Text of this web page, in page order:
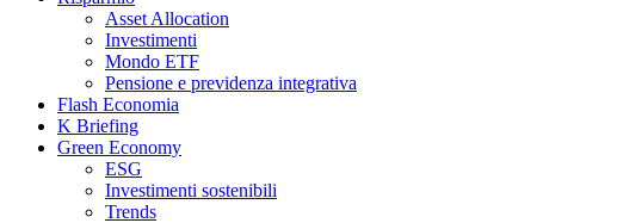
Asset Allocation
Investimenti
Mondo ETF
Pensione e previdenza integrativa
Flash Economia
K Briefing
Green Economy
ESG
Investimenti sostenibili
Trends